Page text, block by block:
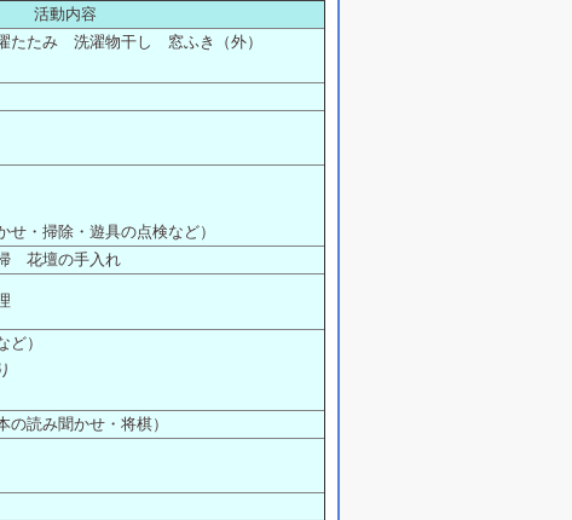
活動内容
たみ 洗濯物干し 窓ふき（外）
・掃除・遊具の点検など）
花壇の手入れ
ど）
の読み聞かせ・将棋）